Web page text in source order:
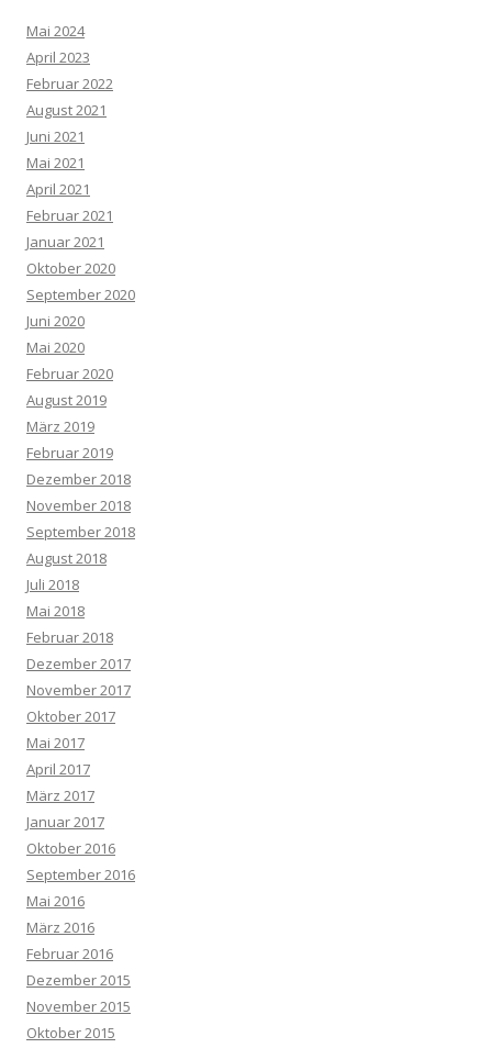
Mai 2024
April 2023
Februar 2022
August 2021
Juni 2021
Mai 2021
April 2021
Februar 2021
Januar 2021
Oktober 2020
September 2020
Juni 2020
Mai 2020
Februar 2020
August 2019
März 2019
Februar 2019
Dezember 2018
November 2018
September 2018
August 2018
Juli 2018
Mai 2018
Februar 2018
Dezember 2017
November 2017
Oktober 2017
Mai 2017
April 2017
März 2017
Januar 2017
Oktober 2016
September 2016
Mai 2016
März 2016
Februar 2016
Dezember 2015
November 2015
Oktober 2015